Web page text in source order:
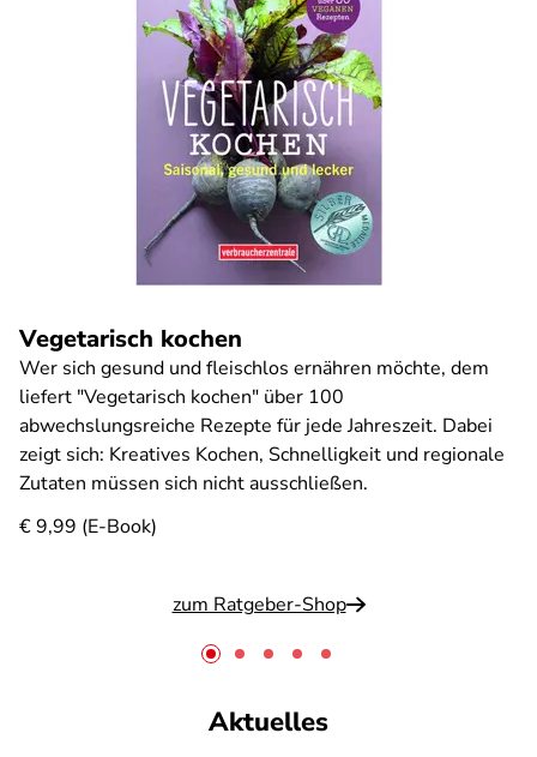
Vegetarisch kochen
Wer sich gesund und fleischlos ernähren möchte, dem
liefert "Vegetarisch kochen" über 100
abwechslungsreiche Rezepte für jede Jahreszeit. Dabei
zeigt sich: Kreatives Kochen, Schnelligkeit und regionale
Zutaten müssen sich nicht ausschließen.
€ 9,99 (E-Book)
zum Ratgeber-Shop
Aktuelles